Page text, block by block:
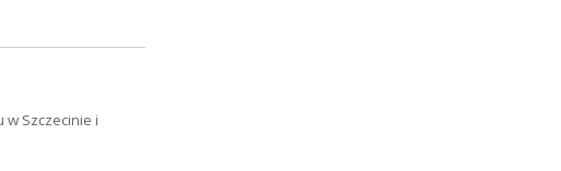
Szczecinie i